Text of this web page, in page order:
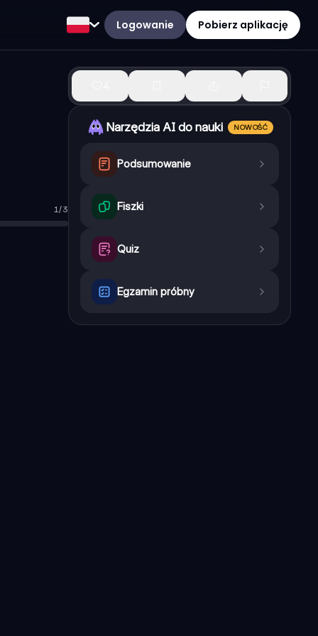
Logowanie Pobierz aplikację
1/3
Narzędzia AI do nauki NOWOŚĆ
Podsumowanie
Fiszki
Quiz
Egzamin próbny